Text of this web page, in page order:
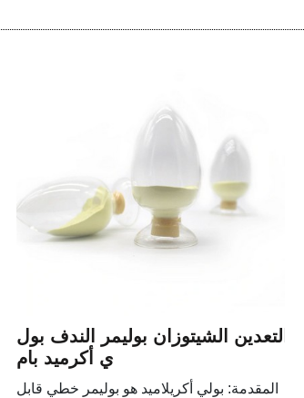
التعدين الشيتوزان بوليمر الندف بول
ي أكرميد بام
المقدمة: بولي أكريلاميد هو بوليمر خطي قابل